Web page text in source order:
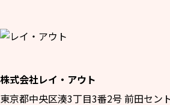
株式会社レイ・アウト
東京都中央区湊3丁目3番2号 前田セン